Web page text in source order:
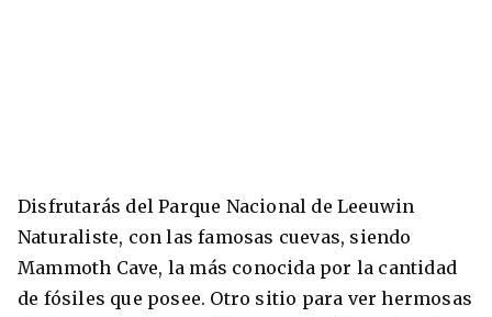
Disfrutarás del Parque Nacional de Leeuwin
Naturaliste, con las famosas cuevas, siendo
Mammoth Cave, la más conocida por la cantidad
de fósiles que posee. Otro sitio para ver hermosas